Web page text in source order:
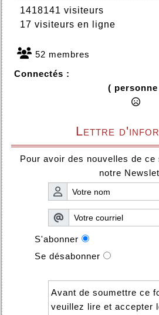
1418141 visiteurs
17 visiteurs en ligne
52 membres
Connectés :
( personne
Lettre
Pour avoir des nouvelles de
notre
S'abonner
Se désabonner
Avant de soumettre ce
veuillez lire et accepter